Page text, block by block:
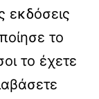
εκδόσεις
το
το έχετε